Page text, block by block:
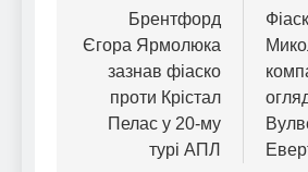
записів
Брентфорд
Єгора Ярмолюка
зазнав фіаско
проти Крістал
Пелас у 20-му
турі АПЛ